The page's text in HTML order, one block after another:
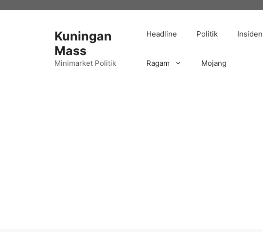
Kuningan
Mass
Minimarket Politik
Headline Politik Insiden
Ragam Mojang